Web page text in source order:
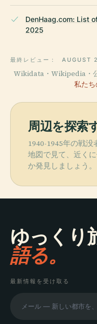
DenHaag.com: List
2025
最終レビュー： AUGUST
Wikidata・Wikipedia・公
私た
周辺を探索
1940-1945年の戦没
地図で見て、近く
か発見しましょう。
ゆっくり
語る。
最新情報を受け取る